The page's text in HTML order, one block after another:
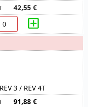
42,55 €
3 / REV 4T
91,88 €